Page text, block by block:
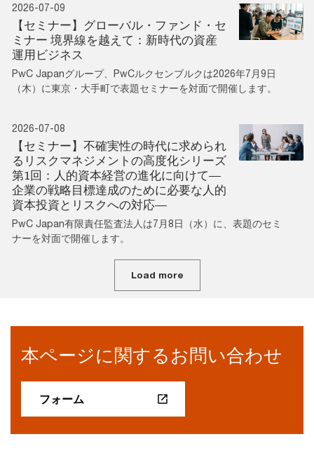
2026-07-09
【セミナー】グローバル・ファンド・セ
ミナー 境界線を越えて：新時代の資産
運用ビジネス
PwC Japanグループ、PwCルクセンブルクは2026年7月9日
（木）に東京・大手町で表題セミナーを対面で開催します。
2026-07-08
【セミナー】不確実性の時代に求められ
るリスクマネジメントの高度化シリーズ
第1回：人的資本経営の進化に向けて―
企業の戦略目標達成のために必要な人的
資本投資とリスクへの対応―
PwC Japan有限責任監査法人は7月8日（水）に、表題のセミ
ナーを対面で開催します。
Load more
本ページに関するお問い合わせ
フォーム